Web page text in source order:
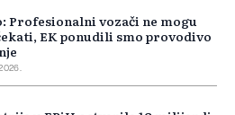
Profesionalni vozači ne mogu
EK ponudili smo provodivo